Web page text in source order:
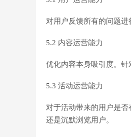
对用户反馈所有的问题进
5.2 内容运营能力
优化内容本身吸引度。针
5.3 活动运营能力
对于活动带来的用户是
还是沉默浏览用户。